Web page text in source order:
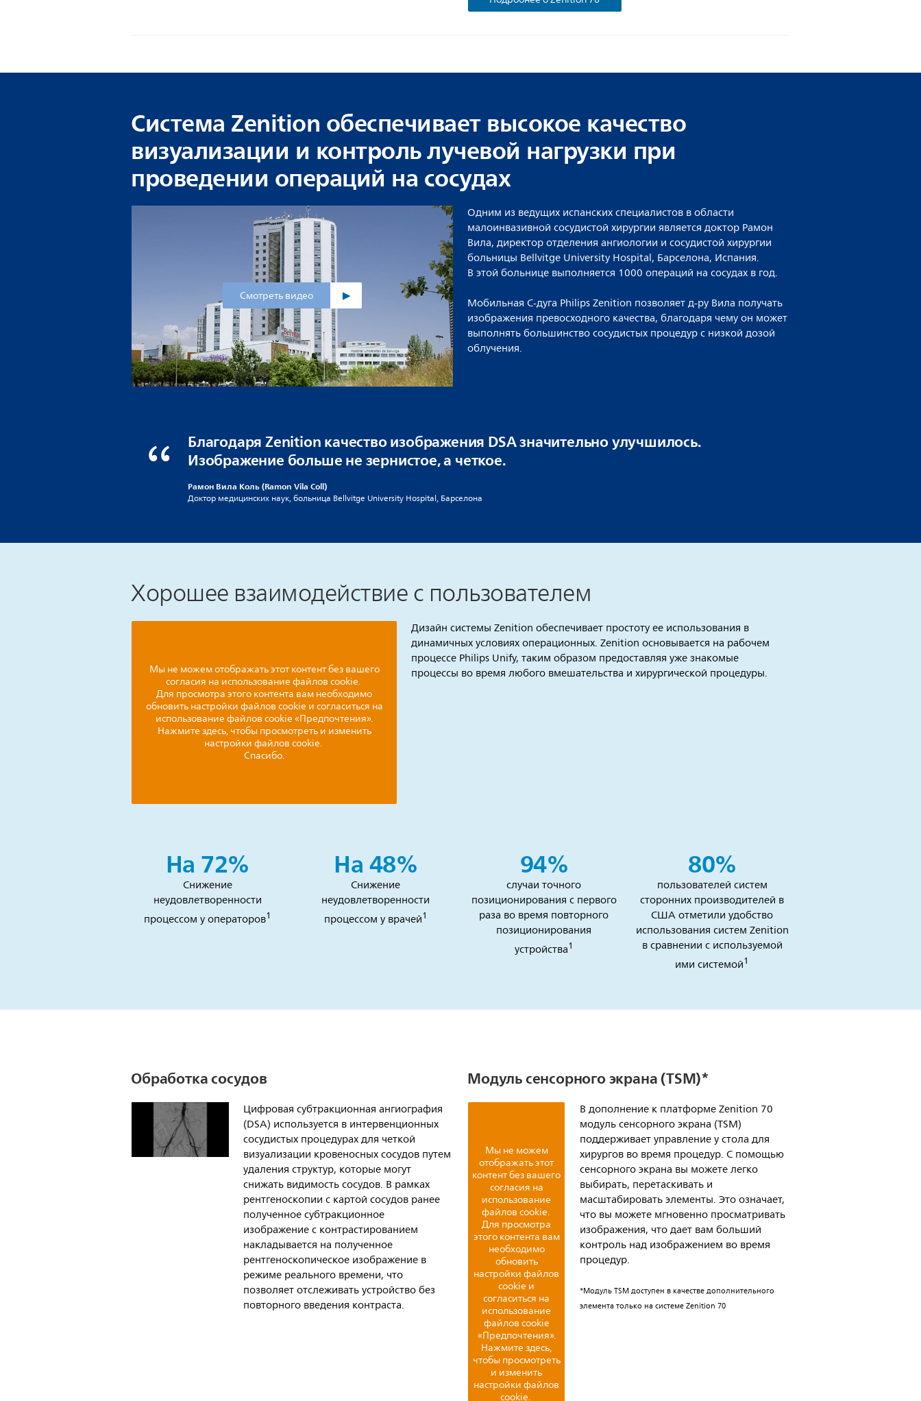
Система Zenition обеспечивает высокое качество
визуализации и контроль лучевой нагрузки при
проведении операций на сосудах
Смотреть видео
Одним из ведущих испанских специалистов в области
малоинвазивной сосудистой хирургии является доктор Рамон
Вила, директор отделения ангиологии и сосудистой хирургии
больницы Bellvitge University Hospital, Барселона, Испания.
В этой больнице выполняется 1000 операций на сосудах в год.
Мобильная С-дуга Philips Zenition позволяет д-ру Вила получать
изображения превосходного качества, благодаря чему он может
выполнять большинство сосудистых процедур с низкой дозой
облучения.
Благодаря Zenition качество изображения DSA значительно улучшилось.
Изображение больше не зернистое, а четкое.
Рамон Вила Коль (Ramon Vila Coll)
Доктор медицинских наук, больница Bellvitge University Hospital, Барселона
Хорошее взаимодействие с пользователем
Мы не можем отображать этот контент без вашего
согласия на использование файлов cookie.
Для просмотра этого контента вам необходимо
обновить настройки файлов cookie и согласиться на
использование файлов cookie «Предпочтения».
Нажмите здесь, чтобы просмотреть и изменить
настройки файлов cookie.
Спасибо.
Дизайн системы Zenition обеспечивает простоту ее использования в
динамичных условиях операционных. Zenition основывается на рабочем
процессе Philips Unify, таким образом предоставляя уже знакомые
процессы во время любого вмешательства и хирургической процедуры.
На 72%
Снижение
неудовлетворенности
процессом у операторов1
На 48%
Снижение
неудовлетворенности
процессом у врачей1
94%
случаи точного
позиционирования с первого
раза во время повторного
позиционирования
устройства1
80%
пользователей систем
сторонних производителей в
США отметили удобство
использования систем Zenition
в сравнении с используемой
ими системой1
Обработка сосудов
Цифровая субтракционная ангиография
(DSA) используется в интервенционных
сосудистых процедурах для четкой
визуализации кровеносных сосудов путем
удаления структур, которые могут
снижать видимость сосудов. В рамках
рентгеноскопии с картой сосудов ранее
полученное субтракционное
изображение с контрастированием
накладывается на полученное
рентгеноскопическое изображение в
режиме реального времени, что
позволяет отслеживать устройство без
повторного введения контраста.
Модуль сенсорного экрана (TSM)*
Мы не можем
отображать этот
контент без вашего
согласия на
использование
файлов cookie.
Для просмотра
этого контента вам
необходимо
обновить
настройки файлов
cookie и
согласиться на
использование
файлов cookie
«Предпочтения».
Нажмите здесь,
чтобы просмотреть
и изменить
настройки файлов
cookie.
В дополнение к платформе Zenition 70
модуль сенсорного экрана (TSM)
поддерживает управление у стола для
хирургов во время процедур. С помощью
сенсорного экрана вы можете легко
выбирать, перетаскивать и
масштабировать элементы. Это означает,
что вы можете мгновенно просматривать
изображения, что дает вам больший
контроль над изображением во время
процедур.
*Модуль TSM доступен в качестве дополнительного
элемента только на системе Zenition 70